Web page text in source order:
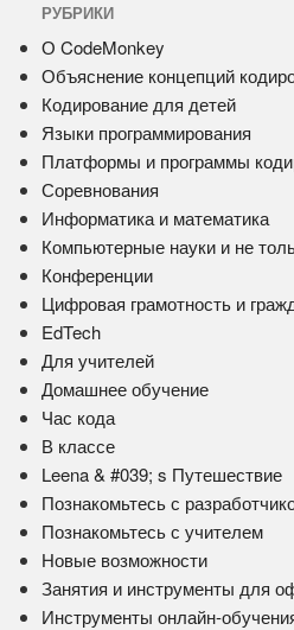
РУБРИКИ
О CodeMonkey
Объяснение концепций
Кодирование для детей
Языки программирования
Платформы и программы
Соревнования
Информатика и математика
Компьютерные науки и не
Конференции
Цифровая грамотность и
EdTech
Для учителей
Домашнее обучение
Час кода
В классе
Leena & #039; s Путешествие
Познакомьтесь с
Познакомьтесь с учителем
Новые возможности
Занятия и инструменты для
Инструменты онлайн-